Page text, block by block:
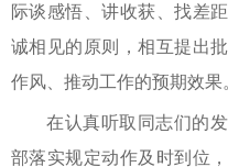
际谈感悟、讲收获、找差
诚相见的原则，相互提出
作风、推动工作的预期效果
在认真听取同志们的
部落实规定动作及时到位